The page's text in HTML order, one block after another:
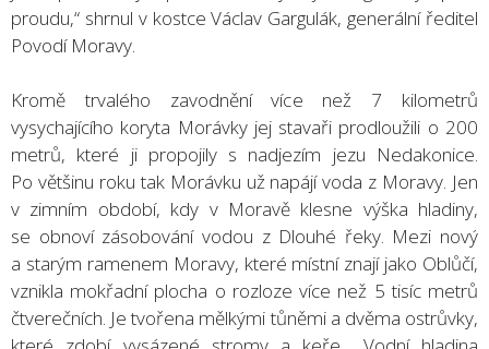
proudu,“ shrnul v kostce Václav Gargulák, generální ředitel
Povodí Moravy.
Kromě trvalého zavodnění více než 7 kilometrů
vysychajícího koryta Morávky jej stavaři prodloužili o 200
metrů, které ji propojily s nadjezím jezu Nedakonice.
Po většinu roku tak Morávku už napájí voda z Moravy. Jen
v zimním období, kdy v Moravě klesne výška hladiny,
se obnoví zásobování vodou z Dlouhé řeky. Mezi nový
a starým ramenem Moravy, které místní znají jako Oblůčí,
vznikla mokřadní plocha o rozloze více než 5 tisíc metrů
čtverečních. Je tvořena mělkými tůněmi a dvěma ostrůvky,